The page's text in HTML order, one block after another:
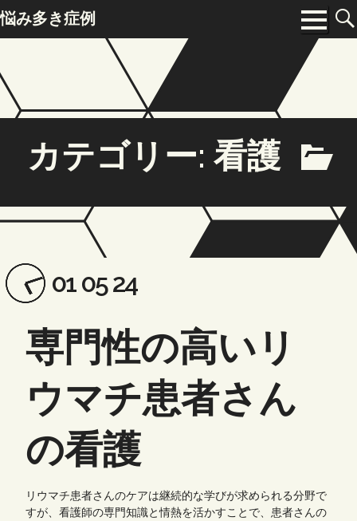
to
content
悩み多き症例 Menu
カテゴリー: 看護
Posted
on:
01 05 24Updated
on:
専門性の高いリ
ウマチ患者さん
の看護
リウマチ患者さんのケアは継続的な学びが求められる分野で
すが、看護師の専門知識と情熱を活かすことで、患者さんの